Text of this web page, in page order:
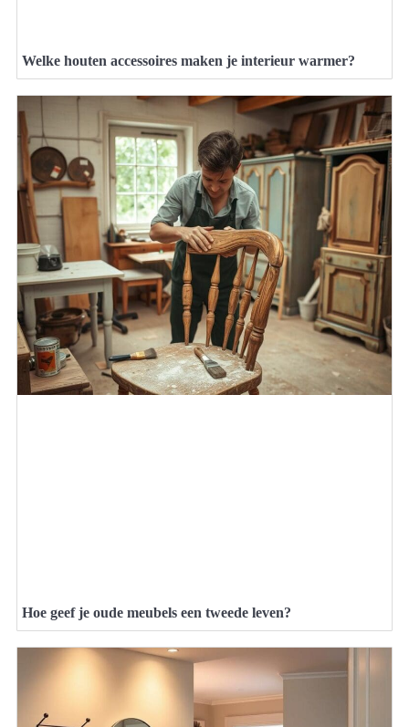
Welke houten accessoires maken je interieur warmer?
Hoe geef je oude meubels een tweede leven?